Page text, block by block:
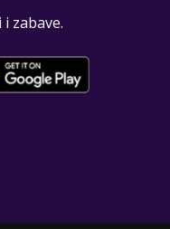
zabave.